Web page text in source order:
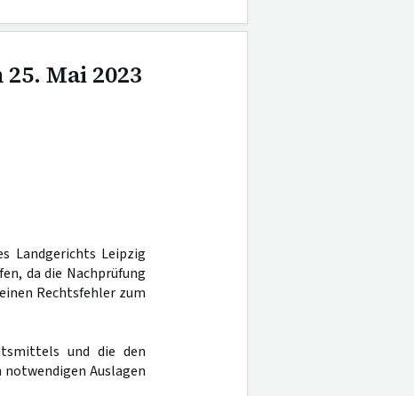
Mai 2023
Landgerichts Leipzig
da die Nachprüfung
Rechtsfehler zum
und die den
Auslagen